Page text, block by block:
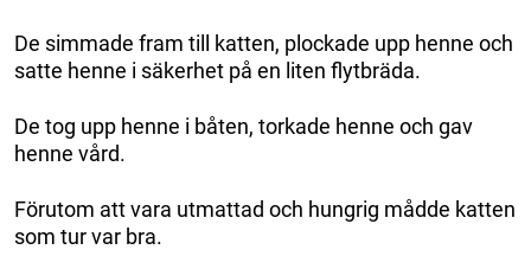
De simmade fram till katten, plockade upp henne och
satte henne i säkerhet på en liten flytbräda.
De tog upp henne i båten, torkade henne och gav
henne vård.
Förutom att vara utmattad och hungrig mådde katten
som tur var bra.